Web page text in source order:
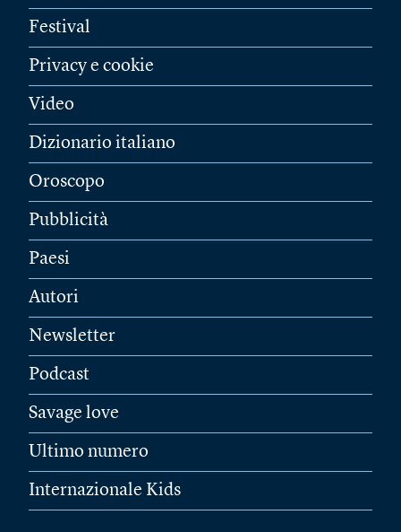
Festival
Privacy e cookie
Video
Dizionario italiano
Oroscopo
Pubblicità
Paesi
Autori
Newsletter
Podcast
Savage love
Ultimo numero
Internazionale Kids